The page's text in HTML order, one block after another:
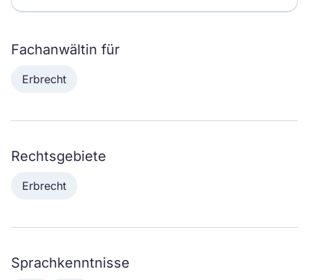
Fachanwältin für
Erbrecht
Rechtsgebiete
Erbrecht
Sprachkenntnisse